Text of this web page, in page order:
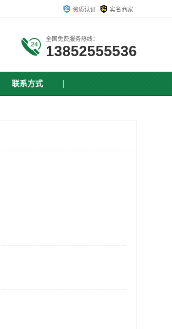
资质认证 实名商家
全国免费服务热线：
13852555536
联系方式